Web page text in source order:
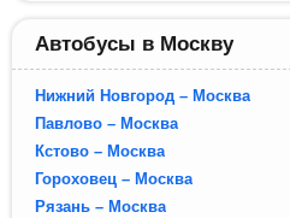
Автобусы в Москву
Нижний Новгород – Москва
Павлово – Москва
Кстово – Москва
Гороховец – Москва
Рязань – Москва